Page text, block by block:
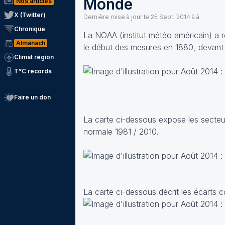
X (Twitter)
Chronique
Almanach
Climat région
T°C records
Faire un don
Monde
Dernière mise à jour le 25 Sept. 2014 à à
La NOAA (institut météo américain) a
le début des mesures en 1880,
La carte ci-dessous expose les
normale 1981 / 2010.
La carte ci-dessous décrit les écarts